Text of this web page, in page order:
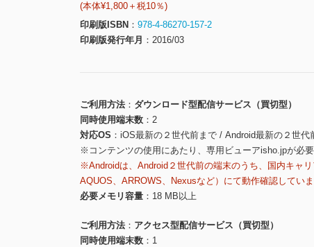
(本体¥1,800＋税10％)
印刷版ISBN
978-4-86270-157-2
印刷版発行年月
2016/03
ご利用方法
ダウンロード型配信サービス（買切型）
同時使用端末数
2
対応OS
iOS最新の２世代前まで / Android最新の２世代
※コンテンツの使用にあたり、専用ビューアisho.jpが必要
※Androidは、Android２世代前の端末のうち、国内キャ
AQUOS、ARROWS、Nexusなど）にて動作確認してい
必要メモリ容量
18 MB以上
ご利用方法
アクセス型配信サービス（買切型）
同時使用端末数
1